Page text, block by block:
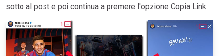
sotto al post e poi continua a premere l'opzione Copia Link.